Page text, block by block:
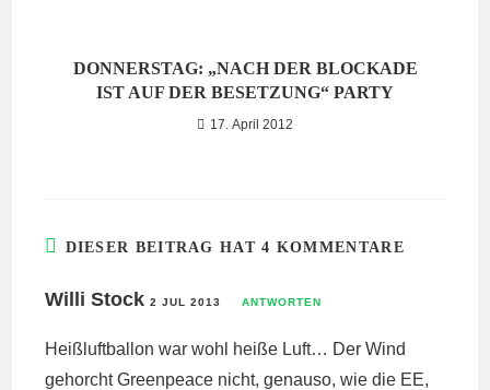
DONNERSTAG: „NACH DER BLOCKADE
IST AUF DER BESETZUNG“ PARTY
17. April 2012
DIESER BEITRAG HAT 4 KOMMENTARE
Willi Stock2 JUL 2013 ANTWORTEN
Heißluftballon war wohl heiße Luft… Der Wind
gehorcht Greenpeace nicht, genauso, wie die EE,